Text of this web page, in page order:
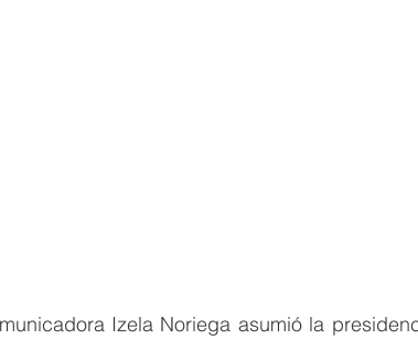
Izela Noriega asumió la